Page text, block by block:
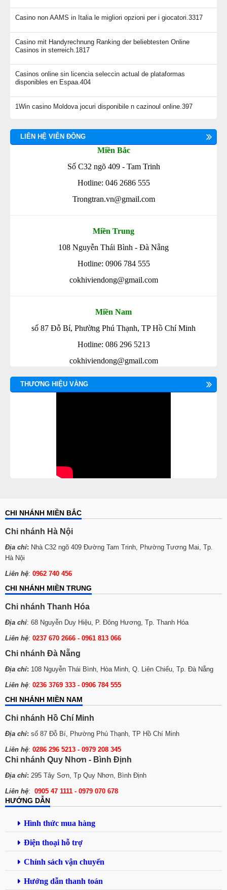
Casino non AAMS in Italia le migliori opzioni per i giocatori.3317
Casino mit Handyrechnung Ranking der beliebtesten Online
Casinos in sterreich.1817
Casinos online sin licencia seleccin actual de plataformas
disponibles en Espaa.404
1Win casino Moldova jocuri disponibile n cazinoul online.397
LIÊN HỆ VIỄN ĐÔNG
Miền Bắc
Số C32 ngõ 409 - Tam Trinh
Hotline: 046 2686 555
Trongtran.vn@gmail.com
Miền Trung
108 Nguyễn Thái Bình - Đà Nẵng
Hotline: 0906 784 555
cokhiviendong@gmail.com
Miền Nam
số 87 Đỗ Bí, Phường Phú Thạnh, TP Hồ Chí Minh
Hotline: 086 296 5213
cokhiviendong@gmail.com
THƯƠNG HIỆU VÀNG
CHI NHÁNH MIỀN BẮC
Chi nhánh Hà Nội
Địa chỉ: Nhà C32 ngõ 409 Đường Tam Trinh, Phường Tương Mai, Tp.
Hà Nội
Liên hệ: 0962 740 456
CHI NHÁNH MIỀN TRUNG
Chi nhánh Thanh Hóa
Địa chỉ: 68 Nguyễn Duy Hiệu, P. Đông Hương, Tp. Thanh Hóa
Liên hệ: 0237 670 2666 - 0961 813 066
Chi nhánh Đà Nẵng
Địa chỉ: 108 Nguyễn Thái Bình, Hòa Minh, Q. Liên Chiểu, Tp. Đà Nẵng
Liên hệ: 0236 3769 333 - 0906 784 555
CHI NHÁNH MIỀN NAM
Chi nhánh Hồ Chí Minh
Địa chỉ: số 87 Đỗ Bí, Phường Phú Thạnh, TP Hồ Chí Minh
Liên hệ: 0286 296 5213 - 0979 208 345
Chi nhánh Quy Nhơn - Bình Định
Địa chỉ: 295 Tây Sơn, Tp Quy Nhơn, Bình Định
Liên hệ: 0905 47 1111 - 0979 070 678
HƯỚNG DẪN
Hình thức mua hàng
Điện thoại hỗ trợ
Chính sách vận chuyển
Hướng dẫn thanh toán